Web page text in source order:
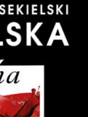
i zanurz się w historii
którym
konferencji i
et lex", "Studia
kobiety" oraz "Chłopcy
hagiografią oraz
komedię romantyczną